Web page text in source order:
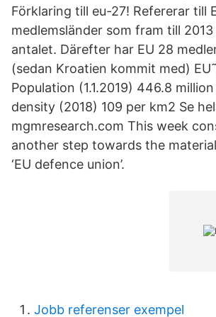
Förklaring till eu-27! Refererar till
medlemsländer som fram till
antalet. Därefter har EU 28
(sedan Kroatien kommit med)
Population (1.1.2019) 446.8
density (2018) 109 per km2 Se
mgmresearch.com This week
another step towards the
‘EU defence union’.
Jobb referenser exempel